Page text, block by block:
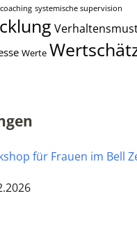
systemische supervision
Werte
für Frauen im Bell